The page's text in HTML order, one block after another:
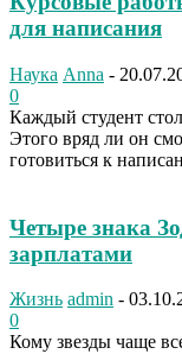
для написания
Наука Anna -
0
Каждый студент
Этого вряд ли он
готовиться к
Четыре знака
зарплатами
Жизнь admin -
0
Кому звезды чаще